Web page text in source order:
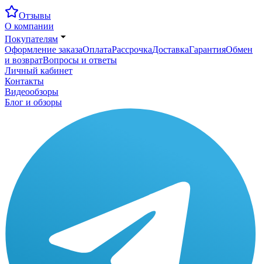
Отзывы
О компании
Покупателям
Оформление заказаОплатаРассрочкаДоставкаГарантияОбмен
и возвратВопросы и ответы
Личный кабинет
Контакты
Видеообзоры
Блог и обзоры